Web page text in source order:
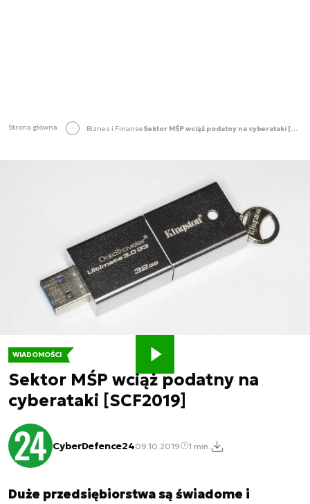
Strona główna Biznes i Finanse Sektor MŚP wciąż podatny na cyberataki [SCF2019]
WIADOMOŚCI
Sektor MŚP wciąż podatny na
cyberataki [SCF2019]
CyberDefence2409.10.2019 1 min.
Duże przedsiębiorstwa są świadome i